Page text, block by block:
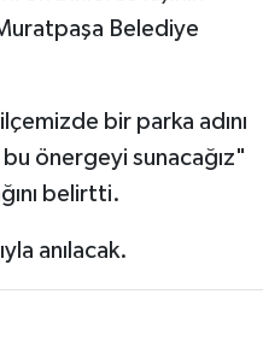
Belediye
bir parka adını
önergeyi sunacağız"
belirtti.
anılacak.